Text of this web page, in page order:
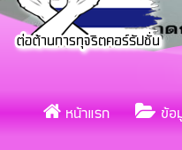
ยมีข้าราชการและประชาช
หน้าแรก ข้อ